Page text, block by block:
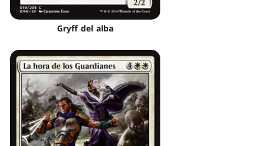
Gryff del alba